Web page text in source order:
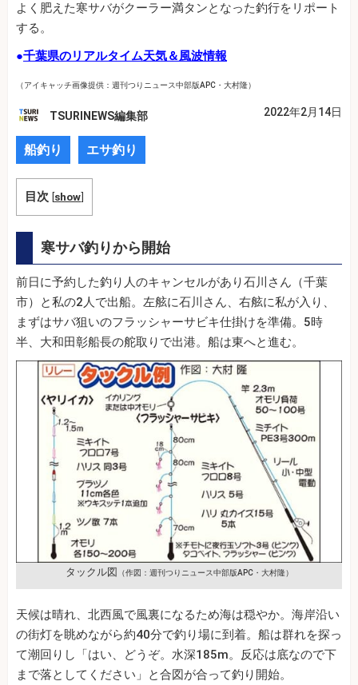
よく肥えた寒サバがクーラー満タンとなった釣行をリポート
する。
●千葉県のリアルタイム天気＆風波情報
（アイキャッチ画像提供：週刊つりニュース中部版APC・大村隆）
TSURINEWS編集部 2022年2月14日
船釣り エサ釣り
目次 [show]
寒サバ釣りから開始
前日に予約した釣り人のキャンセルがあり石川さん（千葉
市）と私の2人で出船。左舷に石川さん、右舷に私が入り、
まずはサバ狙いのフラッシャーサビキ仕掛けを準備。5時
半、大和田彰船長の舵取りで出港。船は東へと進む。
タックル図 （作図：週刊つりニュース中部版APC・大村隆）
天候は晴れ、北西風で風裏になるため海は穏やか。海岸沿い
の街灯を眺めながら約40分で釣り場に到着。船は群れを探っ
て潮回りし「はい、どうぞ。水深185m。反応は底なので下
まで落としてください」と合図が合って釣り開始。